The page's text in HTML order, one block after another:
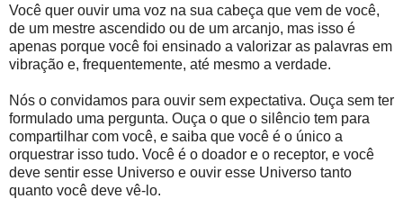
Você quer ouvir uma voz na sua cabeça que vem de você,
de um mestre ascendido ou de um arcanjo, mas isso é
apenas porque você foi ensinado a valorizar as palavras em
vibração e, frequentemente, até mesmo a verdade.
Nós o convidamos para ouvir sem expectativa. Ouça sem ter
formulado uma pergunta. Ouça o que o silêncio tem para
compartilhar com você, e saiba que você é o único a
orquestrar isso tudo. Você é o doador e o receptor, e você
deve sentir esse Universo e ouvir esse Universo tanto
quanto você deve vê-lo.